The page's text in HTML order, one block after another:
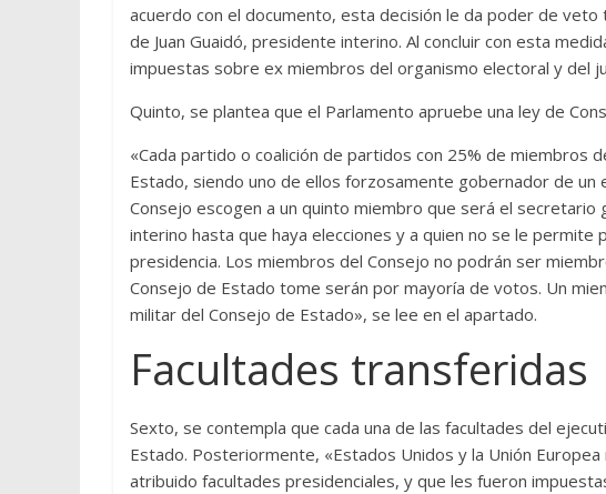
acuerdo con el documento, esta decisión le da poder de veto
de Juan Guaidó, presidente interino. Al concluir con esta
impuestas sobre ex miembros del organismo electoral y del
Quinto, se plantea que el Parlamento apruebe una ley de
«Cada partido o coalición de partidos con 25% de miembros
Estado, siendo uno de ellos forzosamente gobernador de un
Consejo escogen a un quinto miembro que será el
interino hasta que haya elecciones y a quien no se le permite
presidencia. Los miembros del Consejo no podrán ser
Consejo de Estado tome serán por mayoría de votos. Un
militar del Consejo de Estado», se lee en el apartado.
Facultades transferidas
Sexto, se contempla que cada una de las facultades del
Estado. Posteriormente, «Estados Unidos y la Unión
atribuido facultades presidenciales, y que les fueron